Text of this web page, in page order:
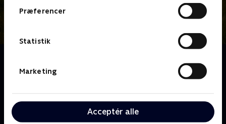
Præferencer
Statistik
Marketing
Acceptér alle
Dr. Martin Ellingham var en succes som kirurg i
London, men da han flytter til den lille søvnige
praktiserende læge, bliver der vendt op og ned på
tilværelsen for både ham og byens beboere.